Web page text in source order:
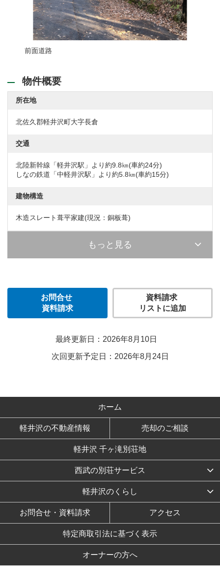
前面道路
物件概要
所在地
北佐久郡軽井沢町大字長倉
交通
北陸新幹線「軽井沢駅」より約9.8㎞(車約24分)
しなの鉄道「中軽井沢駅」より約5.8㎞(車約15分)
建物構造
木造スレート葺平家建(現況：銅板葺)
もっと見る
お問合せ
資料請求
資料請求
リストに追加
最終更新日：2026年8月10日
次回更新予定日：2026年8月24日
ホーム
軽井沢の不動産情報 売却のご相談
軽井沢 千ヶ滝別荘地
西武の別荘サービス
軽井沢のくらし
お問合せ・資料請求 アクセス
特定商取引法に基づく表示
オーナーの方へ